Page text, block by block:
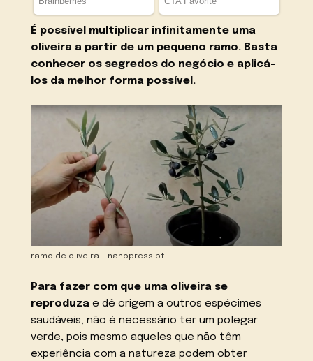
É possível multiplicar infinitamente uma
oliveira a partir de um pequeno ramo. Basta
conhecer os segredos do negócio e aplicá-
los da melhor forma possível.
ramo de oliveira – nanopress.pt
Para fazer com que uma oliveira se
reproduza e dê origem a outros espécimes
saudáveis, não é necessário ter um polegar
verde, pois mesmo aqueles que não têm
experiência com a natureza podem obter